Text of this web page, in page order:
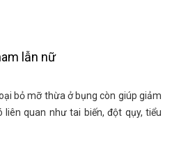
lẫn nữ
bỏ mỡ thừa ở bụng còn giúp giảm
quan như tai biến, đột qụy, tiểu